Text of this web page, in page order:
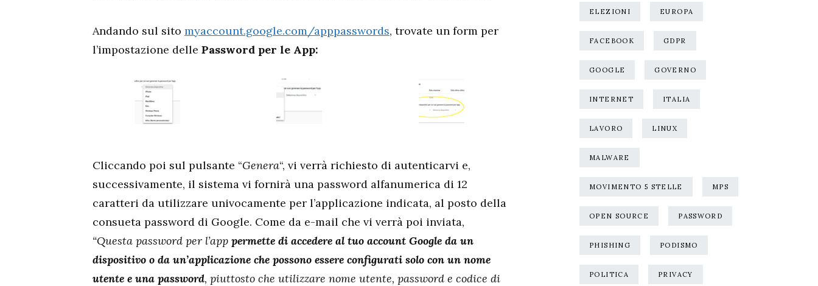
Andando sul sito myaccount.google.com/apppasswords, trovate un form per
l’impostazione delle Password per le App:
Cliccando poi sul pulsante “Genera“, vi verrà richiesto di autenticarvi e,
successivamente, il sistema vi fornirà una password alfanumerica di 12
caratteri da utilizzare univocamente per l’applicazione indicata, al posto della
consueta password di Google. Come da e-mail che vi verrà poi inviata,
“Questa password per l’app permette di accedere al tuo account Google da un
dispositivo o da un’applicazione che possono essere configurati solo con un nome
utente e una password, piuttosto che utilizzare nome utente, password e codice di
ELEZIONI EUROPA
FACEBOOK GDPR
GOOGLE GOVERNO
INTERNET ITALIA
LAVORO LINUX
MALWARE
MOVIMENTO 5 STELLE MPS
OPEN SOURCE PASSWORD
PHISHING PODISMO
POLITICA PRIVACY